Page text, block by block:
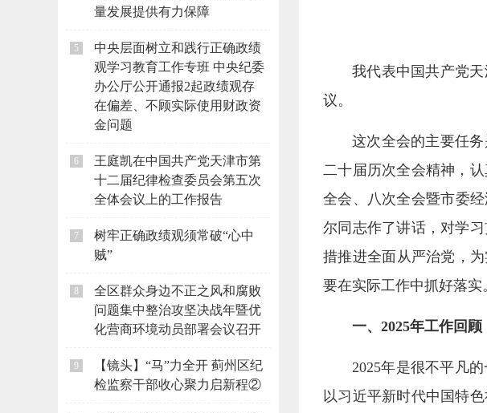
量发展提供有力保障
5
中央层面树立和践行正确政绩
观学习教育工作专班 中央纪委
办公厅公开通报2起政绩观存
在偏差、不顾实际使用财政资
金问题
6
王庭凯在中国共产党天津市第
十二届纪律检查委员会第五次
全体会议上的工作报告
7
树牢正确政绩观须常破“心中
贼”
8
全区群众身边不正之风和腐败
问题集中整治攻坚决战年暨优
化营商环境动员部署会议召开
9
【镜头】“马”力全开 蓟州区纪
检监察干部收心聚力启新程②
我代表中国共产党
议。
这次全会的主要任
二十届历次全会精神，
全会、八次全会暨市委
尔同志作了讲话，对学
措推进全面从严治党，
要在实际工作中抓好落实
一、2025年工作回顾
2025年是很不平凡
以习近平新时代中国特